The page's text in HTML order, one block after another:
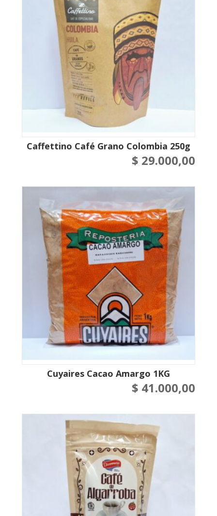
Caffettino Café Grano Colombia 250g
$ 29.000,00
Cuyaires Cacao Amargo 1KG
$ 41.000,00